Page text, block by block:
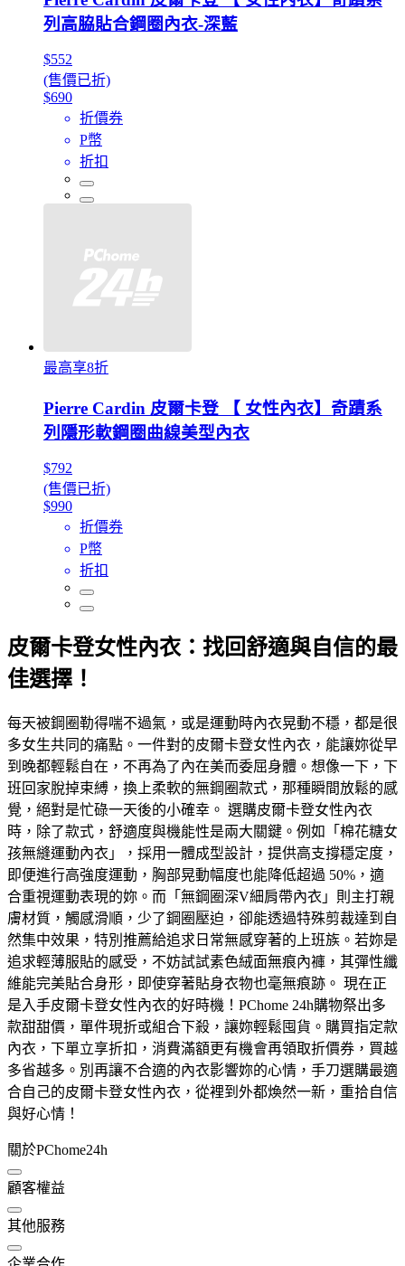
列高脇貼合鋼圈內衣-深藍
$552
(售價已折)
$690
折價券
P幣
折扣
最高享8折
Pierre Cardin 皮爾卡登 【 女性內衣】奇蹟系
列隱形軟鋼圈曲線美型內衣
$792
(售價已折)
$990
折價券
P幣
折扣
皮爾卡登女性內衣：找回舒適與自信的最
佳選擇！
每天被鋼圈勒得喘不過氣，或是運動時內衣晃動不穩，都是很
多女生共同的痛點。一件對的皮爾卡登女性內衣，能讓妳從早
到晚都輕鬆自在，不再為了內在美而委屈身體。想像一下，下
班回家脫掉束縛，換上柔軟的無鋼圈款式，那種瞬間放鬆的感
覺，絕對是忙碌一天後的小確幸。 選購皮爾卡登女性內衣
時，除了款式，舒適度與機能性是兩大關鍵。例如「棉花糖女
孩無縫運動內衣」，採用一體成型設計，提供高支撐穩定度，
即便進行高強度運動，胸部晃動幅度也能降低超過 50%，適
合重視運動表現的妳。而「無鋼圈深V細肩帶內衣」則主打親
膚材質，觸感滑順，少了鋼圈壓迫，卻能透過特殊剪裁達到自
然集中效果，特別推薦給追求日常無感穿著的上班族。若妳是
追求輕薄服貼的感受，不妨試試素色絨面無痕內褲，其彈性纖
維能完美貼合身形，即使穿著貼身衣物也毫無痕跡。 現在正
是入手皮爾卡登女性內衣的好時機！PChome 24h購物祭出多
款甜甜價，單件現折或組合下殺，讓妳輕鬆囤貨。購買指定款
內衣，下單立享折扣，消費滿額更有機會再領取折價券，買越
多省越多。別再讓不合適的內衣影響妳的心情，手刀選購最適
合自己的皮爾卡登女性內衣，從裡到外都煥然一新，重拾自信
與好心情！
關於PChome24h
顧客權益
其他服務